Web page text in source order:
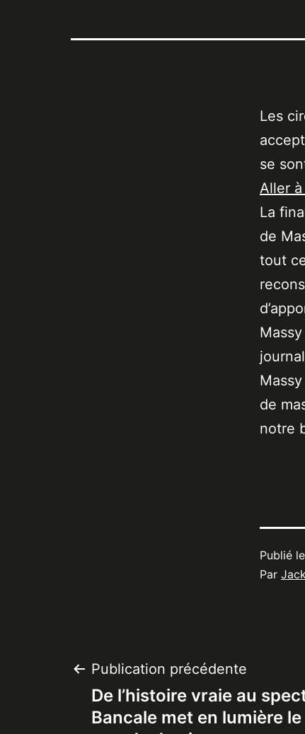
Les
se
Aller
La
de
tout
de
notre
Publié le
Par
Navigation
de
Publication précédente
De l’histoire vraie au
Bancale met en lumière